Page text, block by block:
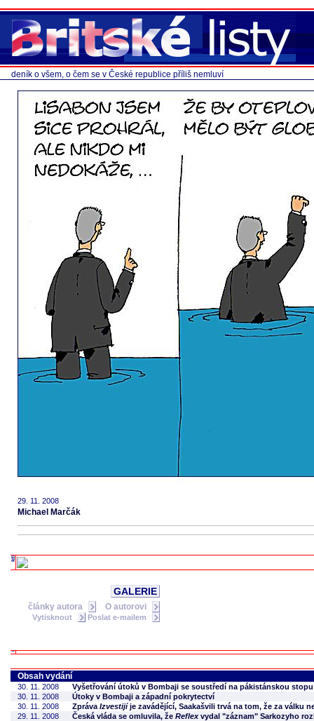
deník o všem, o čem se v České republice příliš nemluví
29. 11. 2008
Michael Marčák
GALERIE
články autora O autorovi
Vytisknout Poslat e-mailem
Obsah vydání
30. 11. 2008
Vyšetřování útoků v Bombaji se soustředí na pákistánskou stopu
30. 11. 2008
Útoky v Bombaji a západní pokrytectví
30. 11. 2008
Zpráva Izvestijíje zavádějící, Saakašvili trvá na tom, že za válku
29. 11. 2008
Česká vláda se omluvila, že Reflexvydal "záznam" Sarkozyho